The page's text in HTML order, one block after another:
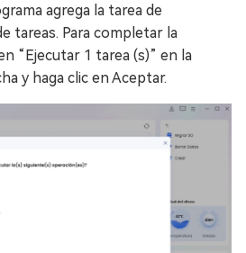
agrega la tarea de
tareas. Para completar la
“Ejecutar 1 tarea (s)” en la
y haga clic en Aceptar.